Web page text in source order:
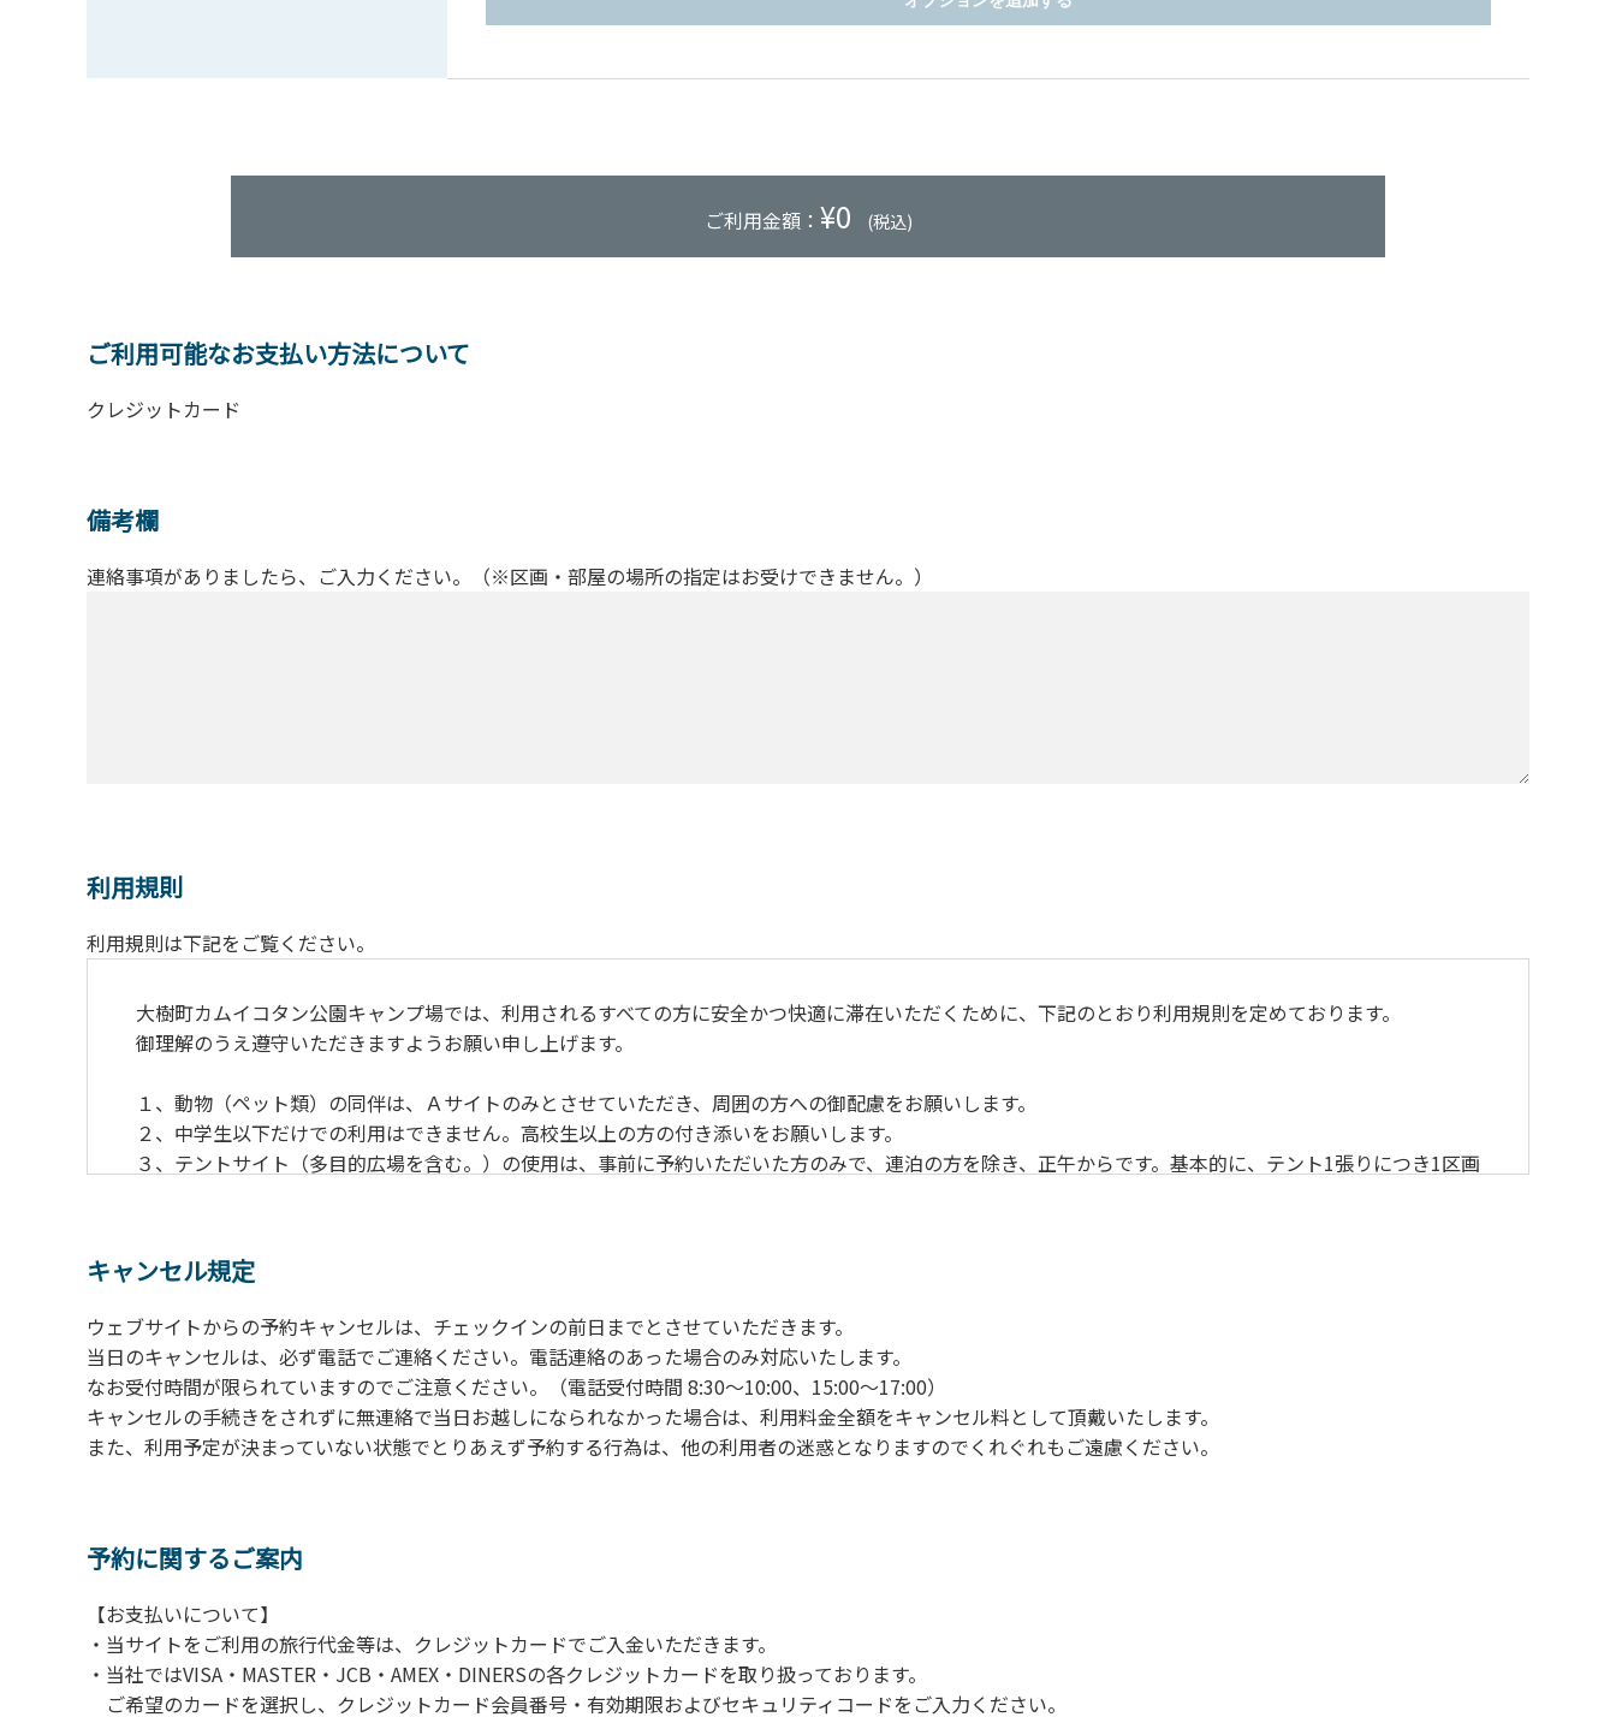
ご利用金額： ¥0 (税込)
ご利用可能なお支払い方法について
クレジットカード
備考欄
連絡事項がありましたら、ご入力ください。（※区画・部屋の場所の指定はお受けできません。）
利用規則
利用規則は下記をご覧ください。
大樹町カムイコタン公園キャンプ場では、利用されるすべての方に安全かつ快適に滞在いただくために、下記のとおり利用規則を定めております。
御理解のうえ遵守いただきますようお願い申し上げます。
１、動物（ペット類）の同伴は、Ａサイトのみとさせていただき、周囲の方への御配慮をお願いします。
２、中学生以下だけでの利用はできません。高校生以上の方の付き添いをお願いします。
３、テントサイト（多目的広場を含む。）の使用は、事前に予約いただいた方のみで、連泊の方を除き、正午からです。基本的に、テント1張りにつき1区画
４、車両は、荷物の積み下ろし時以外は、駐車場にとめてください。
５、チェックアウトは、午前10時まで（日帰り使用の場合は午後5時まで）です。チェックインの手続きを行っていない方や使用人数が増えた場合は、必ず
手続きを行ってください。
６、ゴミは分別されたもののみ回収します。午前8時30分から午前10時までの間にゴミステーションに出してください。日帰り使用の方及び午前７時30分前
にチェックアウトする方は、お持ち帰りをお願いします。
【禁止事項】
カラオケ、発電機、地面での直火による焚き火、キャンプファイヤー、打ち上げ式花火、テントサウナの設置
当キャンプ場のそばを流れる歴舟川は、上流で雨が降ると短時間で増水し、川原で遊んでいると大変危険な状態になりやすく、過去にも増水により人が流
（１）川原にテントやタープを張らない。
（２）雨が降ったときは川原で遊ばない。
（３）カムイコタン公園キャンプ場で雨が降らなくても、上流で雨が降り急に増水することがあるので、水の濁りに注意し、濁り始めたときには直ちに川原
での遊びを中止する。
キャンセル規定
ウェブサイトからの予約キャンセルは、チェックインの前日までとさせていただきます。
当日のキャンセルは、必ず電話でご連絡ください。電話連絡のあった場合のみ対応いたします。
なお受付時間が限られていますのでご注意ください。（電話受付時間 8:30～10:00、15:00～17:00）
キャンセルの手続きをされずに無連絡で当日お越しになられなかった場合は、利用料金全額をキャンセル料として頂戴いたします。
また、利用予定が決まっていない状態でとりあえず予約する行為は、他の利用者の迷惑となりますのでくれぐれもご遠慮ください。
予約に関するご案内
【お支払いについて】
・当サイトをご利用の旅行代金等は、クレジットカードでご入金いただきます。
・当社ではVISA・MASTER・JCB・AMEX・DINERSの各クレジットカードを取り扱っております。
ご希望のカードを選択し、クレジットカード会員番号・有効期限およびセキュリティコードをご入力ください。